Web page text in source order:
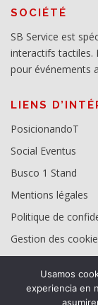
SOCIÉTÉ
SB Service est
interactifs tactiles.
pour événements
LIENS
PosicionandoT
Social Eventus
Busco 1 Stand
Mentions légales
Politique de
Gestion des
Usamos
experiencia en